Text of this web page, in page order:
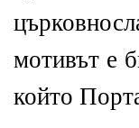
мотивът е
който